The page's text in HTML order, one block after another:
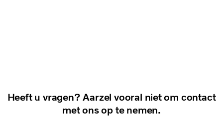
Heeft u vragen? Aarzel vooral niet om contact
met ons op te nemen.